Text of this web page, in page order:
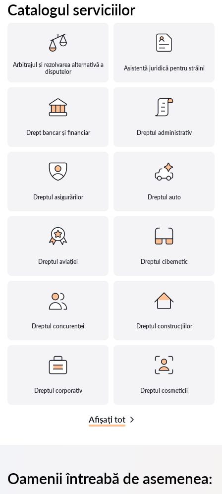
Catalogul serviciilor
Arbitrajul și rezolvarea alternativă a
disputelor
Asistență juridică pentru străini
Drept bancar și financiar Dreptul administrativ
Dreptul asigurărilor Dreptul auto
Dreptul aviației Dreptul cibernetic
Dreptul concurenței Dreptul construcțiilor
Dreptul corporativ Dreptul cosmeticii
Afișați tot
Oamenii întreabă de asemenea: